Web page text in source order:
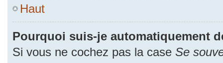
Haut
Pourquoi suis-je automatiquement
Si vous ne cochez pas la case Se